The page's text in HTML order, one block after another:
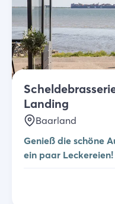
Landing
Baarland
Genieß die schöne
ein paar Leckereien!